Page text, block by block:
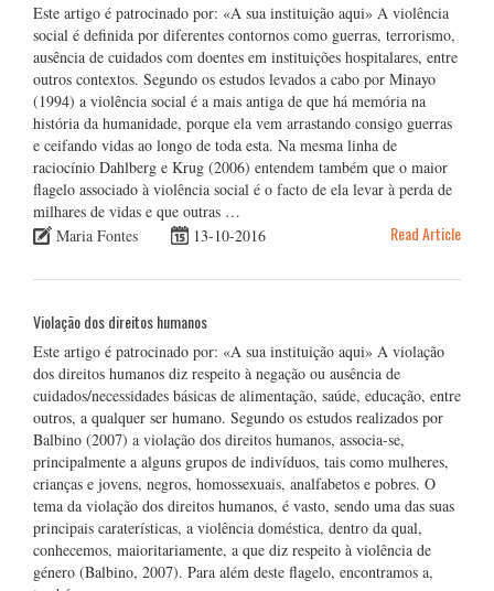
Este artigo é patrocinado por: «A sua instituição aqui» A violência
social é definida por diferentes contornos como guerras, terrorismo,
ausência de cuidados com doentes em instituições hospitalares, entre
outros contextos. Segundo os estudos levados a cabo por Minayo
(1994) a violência social é a mais antiga de que há memória na
história da humanidade, porque ela vem arrastando consigo guerras
e ceifando vidas ao longo de toda esta. Na mesma linha de
raciocínio Dahlberg e Krug (2006) entendem também que o maior
flagelo associado à violência social é o facto de ela levar à perda de
milhares de vidas e que outras …
Maria Fontes
13-10-2016 Read Article
Violação dos direitos humanos
Este artigo é patrocinado por: «A sua instituição aqui» A violação
dos direitos humanos diz respeito à negação ou ausência de
cuidados/necessidades básicas de alimentação, saúde, educação, entre
outros, a qualquer ser humano. Segundo os estudos realizados por
Balbino (2007) a violação dos direitos humanos, associa-se,
principalmente a alguns grupos de indivíduos, tais como mulheres,
crianças e jovens, negros, homossexuais, analfabetos e pobres. O
tema da violação dos direitos humanos, é vasto, sendo uma das suas
principais caraterísticas, a violência doméstica, dentro da qual,
conhecemos, maioritariamente, a que diz respeito à violência de
género (Balbino, 2007). Para além deste flagelo, encontramos a,